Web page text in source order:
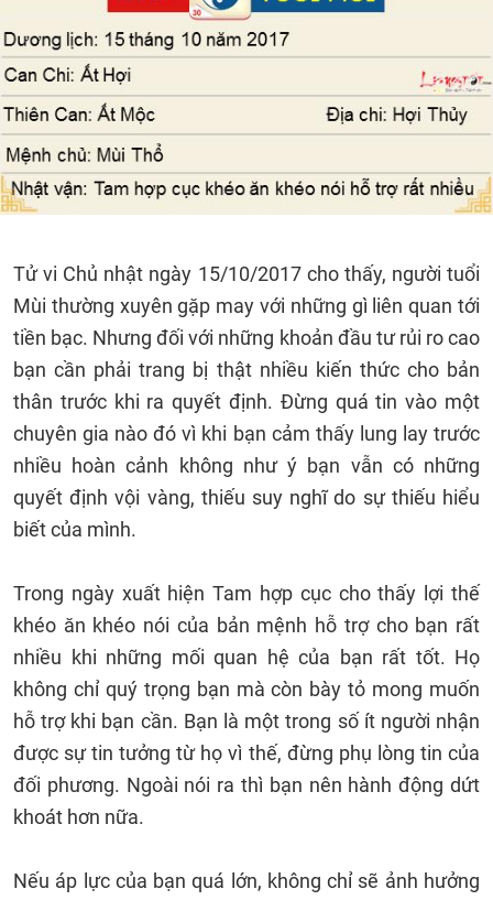
Tử vi Chủ nhật ngày 15/10/2017 cho thấy, người tuổi
Mùi thường xuyên gặp may với những gì liên quan tới
tiền bạc. Nhưng đối với những khoản đầu tư rủi ro cao
bạn cần phải trang bị thật nhiều kiến thức cho bản
thân trước khi ra quyết định. Đừng quá tin vào một
chuyên gia nào đó vì khi bạn cảm thấy lung lay trước
nhiều hoàn cảnh không như ý bạn vẫn có những
quyết định vội vàng, thiếu suy nghĩ do sự thiếu hiểu
biết của mình.
Trong ngày xuất hiện Tam hợp cục cho thấy lợi thế
khéo ăn khéo nói của bản mệnh hỗ trợ cho bạn rất
nhiều khi những mối quan hệ của bạn rất tốt. Họ
không chỉ quý trọng bạn mà còn bày tỏ mong muốn
hỗ trợ khi bạn cần. Bạn là một trong số ít người nhận
được sự tin tưởng từ họ vì thế, đừng phụ lòng tin của
đối phương. Ngoài nói ra thì bạn nên hành động dứt
khoát hơn nữa.
Nếu áp lực của bạn quá lớn, không chỉ sẽ ảnh hưởng